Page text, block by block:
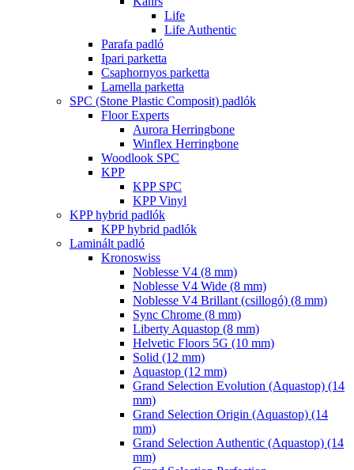
Life
Life Authentic
Parafa padló
Ipari parketta
Csaphornyos parketta
Lamella parketta
SPC (Stone Plastic Composit) padlók
Floor Experts
Aurora Herringbone
Winflex Herringbone
Woodlook SPC
KPP
KPP SPC
KPP Vinyl
KPP hybrid padlók
KPP hybrid padlók
Laminált padló
Kronoswiss
Noblesse V4 (8 mm)
Noblesse V4 Wide (8 mm)
Noblesse V4 Brillant (csillogó) (8 mm)
Sync Chrome (8 mm)
Liberty Aquastop (8 mm)
Helvetic Floors 5G (10 mm)
Solid (12 mm)
Aquastop (12 mm)
Grand Selection Evolution (Aquastop) (14
mm)
Grand Selection Origin (Aquastop) (14
mm)
Grand Selection Authentic (Aquastop) (14
mm)